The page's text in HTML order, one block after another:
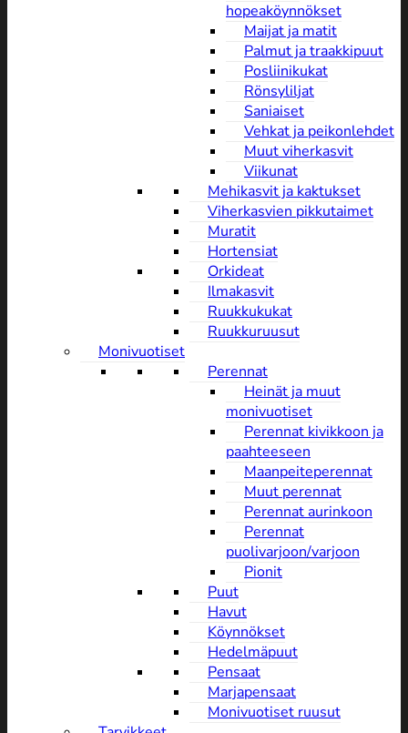
hopeaköynnökset
Maijat ja matit
Palmut ja traakkipuut
Posliinikukat
Rönsyliljat
Saniaiset
Vehkat ja peikonlehdet
Muut viherkasvit
Viikunat
Mehikasvit ja kaktukset
Viherkasvien pikkutaimet
Muratit
Hortensiat
Orkideat
Ilmakasvit
Ruukkukukat
Ruukkuruusut
Monivuotiset
Perennat
Heinät ja muut
monivuotiset
Perennat kivikkoon ja
paahteeseen
Maanpeiteperennat
Muut perennat
Perennat aurinkoon
Perennat
puolivarjoon/varjoon
Pionit
Puut
Havut
Köynnökset
Hedelmäpuut
Pensaat
Marjapensaat
Monivuotiset ruusut